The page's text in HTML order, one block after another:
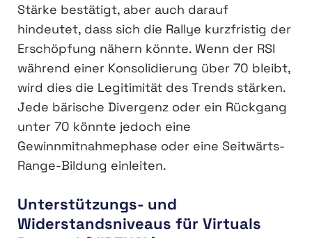
Stärke bestätigt, aber auch darauf
hindeutet, dass sich die Rallye kurzfristig der
Erschöpfung nähern könnte. Wenn der RSI
während einer Konsolidierung über 70 bleibt,
wird dies die Legitimität des Trends stärken.
Jede bärische Divergenz oder ein Rückgang
unter 70 könnte jedoch eine
Gewinnmitnahmephase oder eine Seitwärts-
Range-Bildung einleiten.
Unterstützungs- und
Widerstandsniveaus für Virtuals